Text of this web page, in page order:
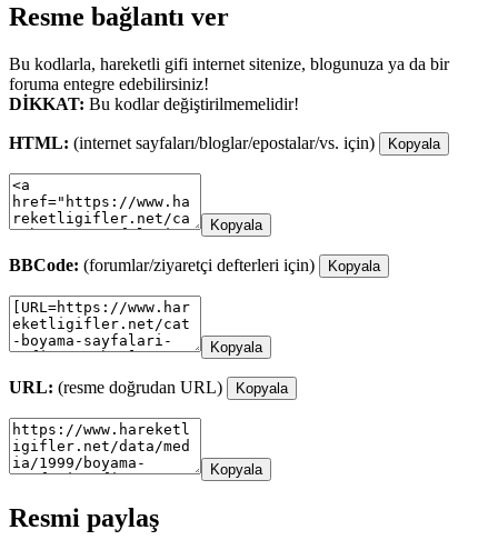
Resme bağlantı ver
Bu kodlarla, hareketli gifi internet sitenize, blogunuza ya da bir
foruma entegre edebilirsiniz!
DİKKAT: Bu kodlar değiştirilmemelidir!
HTML: (internet sayfaları/bloglar/epostalar/vs. için) Kopyala
Kopyala
BBCode: (forumlar/ziyaretçi defterleri için) Kopyala
Kopyala
URL: (resme doğrudan URL) Kopyala
Kopyala
Resmi paylaş